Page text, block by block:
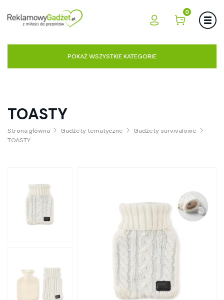
0
POKAŻ WSZYSTKIE KATEGORIE
TOASTY
Strona główna Gadżety tematyczne
Gadżety survivalowe
TOASTY